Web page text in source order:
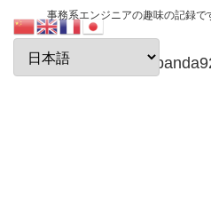
事務系エンジニアの趣味の記録で